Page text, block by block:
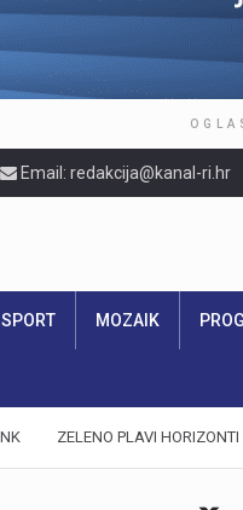
Email: redakcija@kanal-ri.hr
SPORT MOZAIK
ZELENO PLAVI HORIZONTI